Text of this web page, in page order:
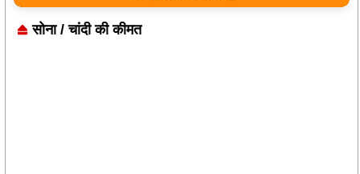
सोना / चांदी की कीमत